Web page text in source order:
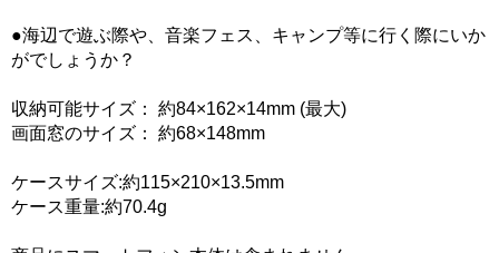
●海辺で遊ぶ際や、音楽フェス、キャンプ等に行く際にいか
がでしょうか？
収納可能サイズ： 約84×162×14mm (最大)
画面窓のサイズ： 約68×148mm
ケースサイズ:約115×210×13.5mm
ケース重量:約70.4g